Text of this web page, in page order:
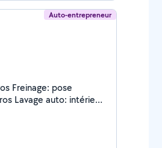
Auto-entrepreneur
Freinage: pose
Lavage auto: intérieur